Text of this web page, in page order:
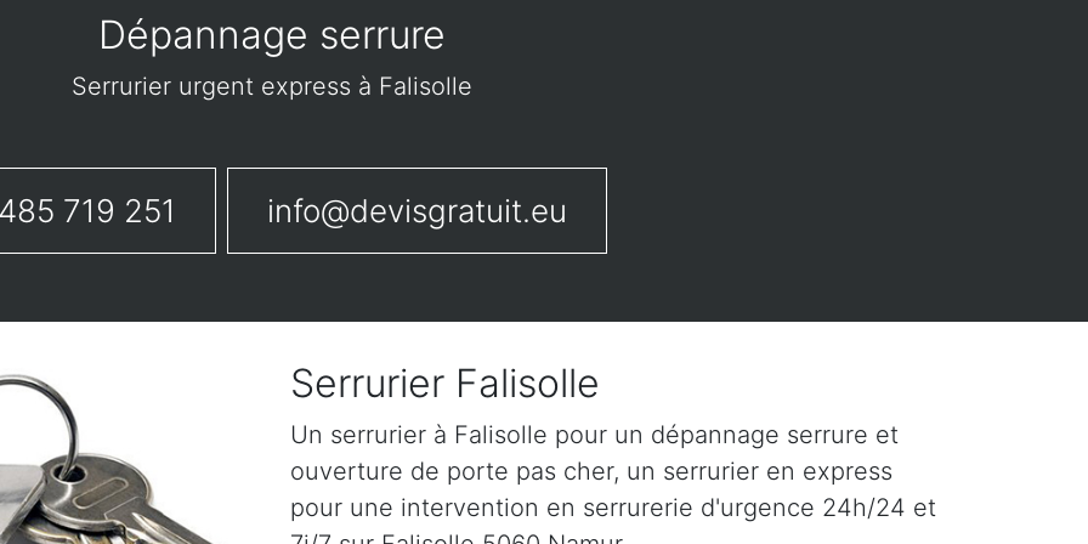
Dépannage serrure
Serrurier urgent express à Falisolle
719 251 info@devisgratuit.eu
Serrurier Falisolle
Un serrurier à Falisolle pour un dépannage serrure et
ouverture de porte pas cher, un serrurier en express
pour une intervention en serrurerie d'urgence 24h/24 et